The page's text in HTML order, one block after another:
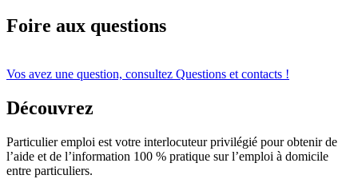
Foire aux questions
Vos avez une question, consultez Questions et contacts !
Découvrez
Particulier emploi est votre interlocuteur privilégié pour obtenir de
l’aide et de l’information 100 % pratique sur l’emploi à domicile
entre particuliers.